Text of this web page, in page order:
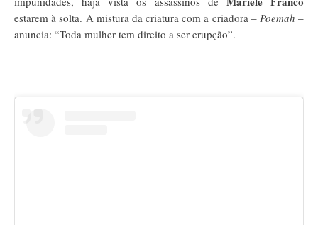
estarem à solta. A mistura da criatura com a criadora – Poemah –
anuncia: “Toda mulher tem direito a ser erupção”.